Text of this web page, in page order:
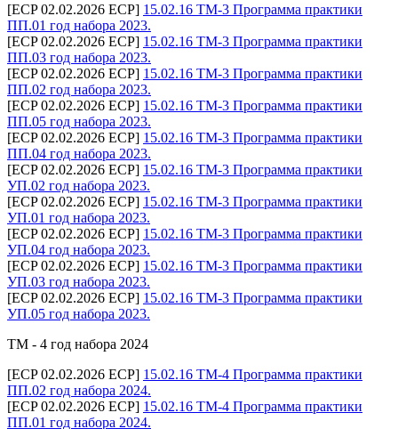
[ECP 02.02.2026 ECP] 15.02.16 ТМ-3 Программа практики
ПП.01 год набора 2023.
[ECP 02.02.2026 ECP] 15.02.16 ТМ-3 Программа практики
ПП.03 год набора 2023.
[ECP 02.02.2026 ECP] 15.02.16 ТМ-3 Программа практики
ПП.02 год набора 2023.
[ECP 02.02.2026 ECP] 15.02.16 ТМ-3 Программа практики
ПП.05 год набора 2023.
[ECP 02.02.2026 ECP] 15.02.16 ТМ-3 Программа практики
ПП.04 год набора 2023.
[ECP 02.02.2026 ECP] 15.02.16 ТМ-3 Программа практики
УП.02 год набора 2023.
[ECP 02.02.2026 ECP] 15.02.16 ТМ-3 Программа практики
УП.01 год набора 2023.
[ECP 02.02.2026 ECP] 15.02.16 ТМ-3 Программа практики
УП.04 год набора 2023.
[ECP 02.02.2026 ECP] 15.02.16 ТМ-3 Программа практики
УП.03 год набора 2023.
[ECP 02.02.2026 ECP] 15.02.16 ТМ-3 Программа практики
УП.05 год набора 2023.
ТМ - 4 год набора 2024
[ECP 02.02.2026 ECP] 15.02.16 ТМ-4 Программа практики
ПП.02 год набора 2024.
[ECP 02.02.2026 ECP] 15.02.16 ТМ-4 Программа практики
ПП.01 год набора 2024.